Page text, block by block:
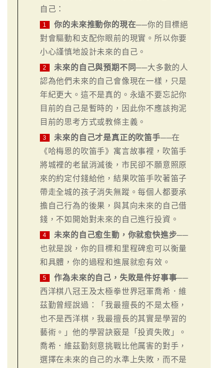
自己：
1 你的未來推動你的現在──你的目標絕
對會驅動和支配你眼前的現實。所以你要
小心謹慎地設計未來的自己。
2 未來的自己與預期不同──大多數的人
認為他們未來的自己會像現在一樣，只是
年紀更大。這不是真的。永遠不要忘記你
目前的自己是暫時的，因此你不應該拘泥
目前的思考方式或教條主義。
3 未來的自己才是真正的吹笛手──在
《哈梅恩的吹笛手》寓言故事裡，吹笛手
將城裡的老鼠消滅後，市民卻不願意照原
來的約定付錢給他，結果吹笛手吹著笛子
帶走全城的孩子消失無蹤。每個人都要承
擔自己行為的後果，與其向未來的自己借
錢，不如開始對未來的自己進行投資。
4 未來的自己愈生動，你就愈快進步──
也就是說，你的目標和里程碑愈可以衡量
和具體，你的過程和進展就愈有效。
5 作為未來的自己，失敗是件好事事──
西洋棋八冠王及太極拳世界冠軍喬希．維
茲勤曾經說過：「我最擅長的不是太極，
也不是西洋棋，我最擅長的其實是學習的
藝術。」他的學習訣竅是「投資失敗」。
喬希．維茲勤刻意挑戰比他厲害的對手，
選擇在未來的自己的水準上失敗，而不是